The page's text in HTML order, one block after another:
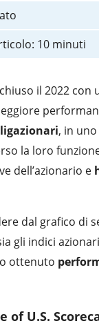
10 minuti
il 2022 con
, in
la loro
dell’azionario e
dal grafico di
gli indici
ottenuto
of U.S.